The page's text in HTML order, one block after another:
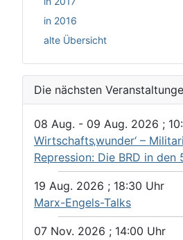
in 2016
alte Übersicht
Die nächsten
08 Aug. - 09 Aug. 2026 ;
Wirtschafts‚wunder‘ –
Repression: Die BRD in den
19 Aug. 2026 ; 18:30 Uhr
Marx-Engels-Talks
07 Nov. 2026 ; 14:00 Uhr